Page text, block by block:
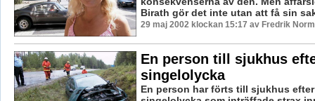
Birath gör det inte utan att få sin
29 maj 2002 klockan 15:17 av Fredrik
En person till sjukhus
singelolycka
En person har förts till sjukhus